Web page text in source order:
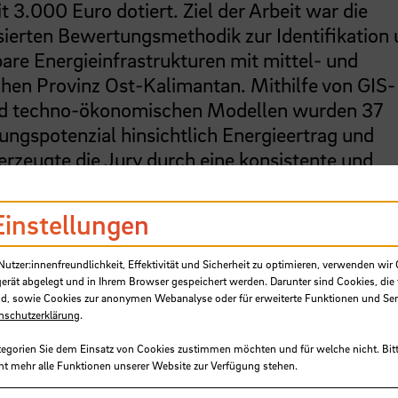
3.000 Euro dotiert. Ziel der Arbeit war die
Bewertungsmethodik zur Identifikation
Energieinfrastrukturen mit mittel- und
Provinz Ost-Kalimantan. Mithilfe von GIS-
techno-ökonomischen Modellen wurden 37
hinsichtlich Energieertrag und
die Jury durch eine konsistente und
sowie die hervorragende Umsetzung.
Auszeichnung für ihre Bachelor-Thesis im
Laut Jury stellte sich die Preisträgerin „mit
und Bemessung eines Zwei-Zonen-
Stadt Haren (Ems). Die herausragende
der örtlichen Gegebenheiten sowie durch die
aus, die in einen
Effektivität und Sicherheit zu optimieren, verwenden wir
abgelegt und in Ihrem Browser gespeichert werden. Darunter sind Cookies,
sowie Cookies zur anonymen Webanalyse oder für erweiterte Funktionen und
.
Sie dem Einsatz von Cookies zustimmen möchten und für welche nicht.
mehr alle Funktionen unserer Website zur Verfügung stehen.